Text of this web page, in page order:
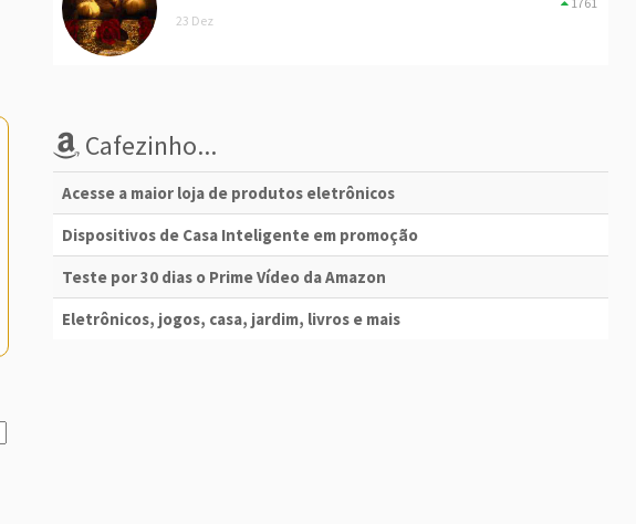
23 Dez
Cafezinho...
Acesse a maior loja de produtos eletrônicos
Dispositivos de Casa Inteligente em promoção
Teste por 30 dias o Prime Vídeo da Amazon
Eletrônicos, jogos, casa, jardim, livros e mais